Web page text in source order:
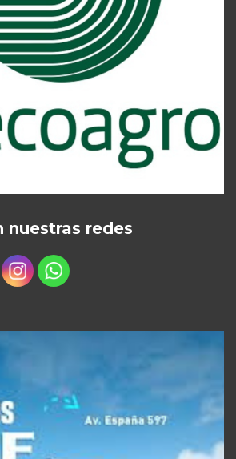
nuestras redes